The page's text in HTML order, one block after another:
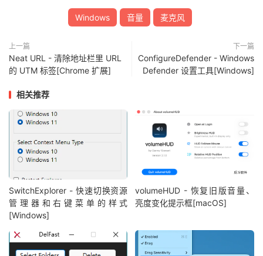
Windows 音量 麦克风
上一篇
Neat URL - 清除地址栏里 URL
的 UTM 标签[Chrome 扩展]
下一篇
ConfigureDefender - Windows
Defender 设置工具[Windows]
相关推荐
SwitchExplorer - 快速切换资源
管理器和右键菜单的样式
[Windows]
volumeHUD - 恢复旧版音量、
亮度变化提示框[macOS]